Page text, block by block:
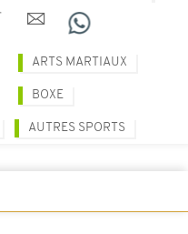
ARTS MARTIAUX
BOXE
AUTRES SPORTS